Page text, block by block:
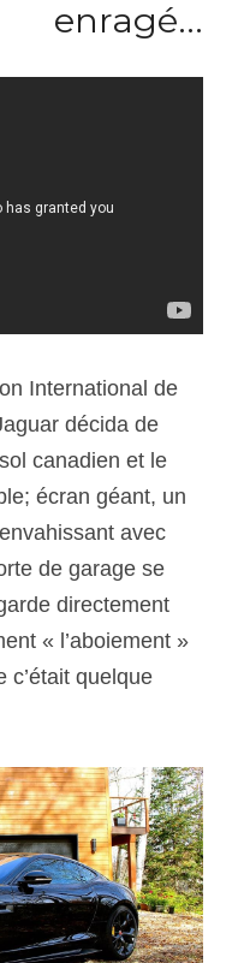
enragé...
International de
décida de
canadien et le
écran géant, un
avec
de garage se
directement
« l’aboiement »
c’était quelque